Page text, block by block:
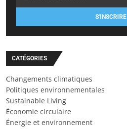
S'INSCRIRE
CATÉGORIES
Changements climatiques
Politiques environnementales
Sustainable Living
Économie circulaire
Énergie et environnement